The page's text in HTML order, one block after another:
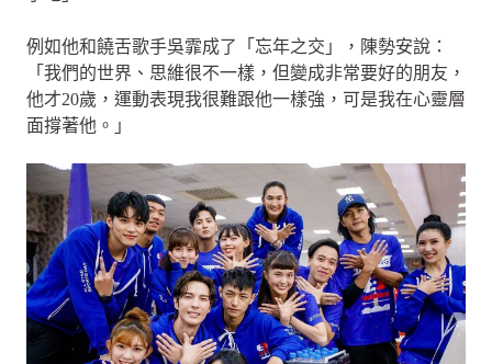
例如他和饒舌歌手吳霏成了「忘年之交」，陳勢安說：
「我們的世界、思維很不一樣，但變成非常要好的朋友，
他才20歲，運動表現我很難跟他一樣強，可是我在心靈層
面撐著他。」